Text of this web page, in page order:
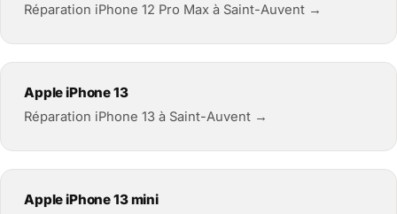
Réparation iPhone 12 Pro Max à Saint-Auvent →
Apple iPhone 13
Réparation iPhone 13 à Saint-Auvent →
Apple iPhone 13 mini